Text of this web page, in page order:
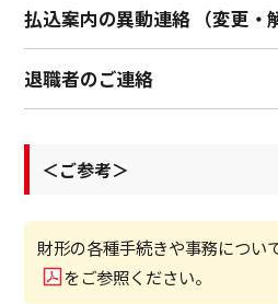
払込案内の異動連絡 （変更・
退職者のご連絡
＜ご参考＞
財形の各種手続きや事務につい
をご参照ください。